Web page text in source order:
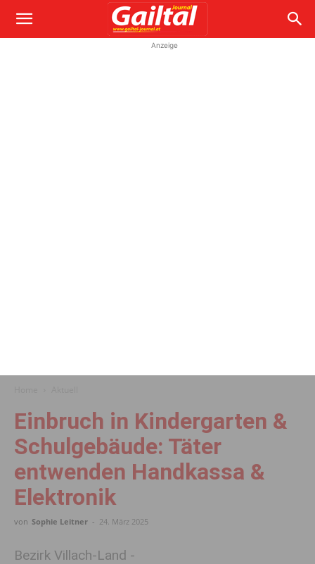
Anzeige
Einbruch in Kindergarten &
Schulgebäude: Täter
entwenden Handkassa &
Elektronik
von Sophie Leitner - 24. März 2025
Bezirk Villach-Land -